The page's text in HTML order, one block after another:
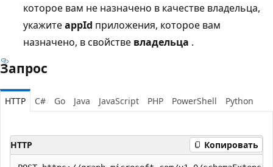
которое вам не назначено в качестве владельца,
укажитеappId приложения, которое вам
назначено, в свойстве владельца .
Запрос
HTTP C# Go Java JavaScript PHP PowerShell Python
HTTP Копировать